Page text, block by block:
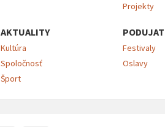
Projekty
AKTUALITY
Kultúra
Spoločnosť
Šport
Festivaly
Oslavy